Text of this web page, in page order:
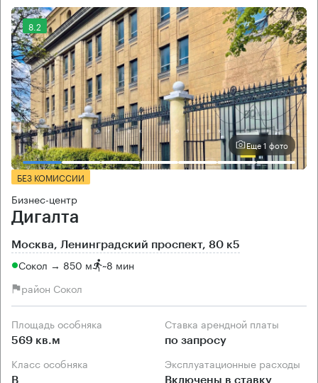
8.2
Еще 1 фото
БЕЗ КОМИССИИ
Бизнес-центр
Дигалта
Москва, Ленинградский проспект, 80 к5
Сокол → 850 м ~8 мин
район Сокол
Площадь особняка
569 кв.м
Ставка арендной платы
по запросу
Класс особняка
B
Эксплуатационные расходы
Включены в ставку